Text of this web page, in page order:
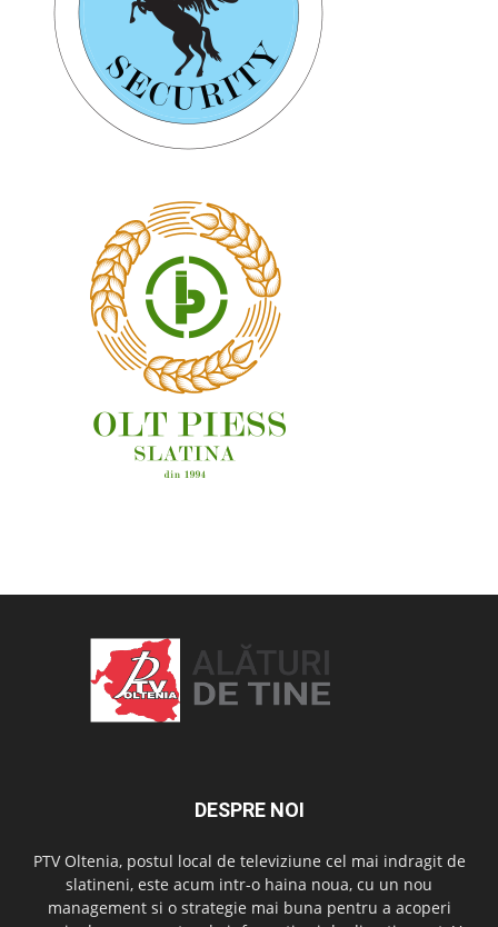
DESPRE NOI
PTV Oltenia, postul local de televiziune cel mai indragit de
slatineni, este acum intr-o haina noua, cu un nou
management si o strategie mai buna pentru a acoperi